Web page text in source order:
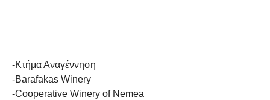
-Κτήμα Αναγέννηση
-Barafakas Winery
-Cooperative Winery of Nemea